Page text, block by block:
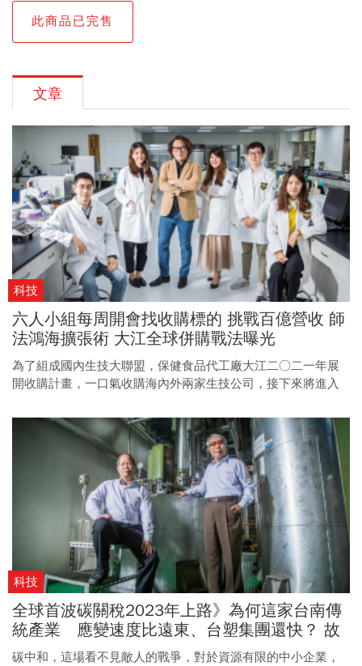
此商品已完售
文章
科技
六人小組每周開會找收購標的 挑戰百億營收 師
法鴻海擴張術 大江全球併購戰法曝光
為了組成國內生技大聯盟，保健食品代工廠大江二○二一年展
開收購計畫，一口氣收購海內外兩家生技公司，接下來將進入
科技
全球首波碳關稅2023年上路》為何這家台南傳
統產業 應變速度比遠東、台塑集團還快？ 故
事要從24年前的殘酷淘汰賽說起
碳中和，這場看不見敵人的戰爭，對於資源有限的中小企業，